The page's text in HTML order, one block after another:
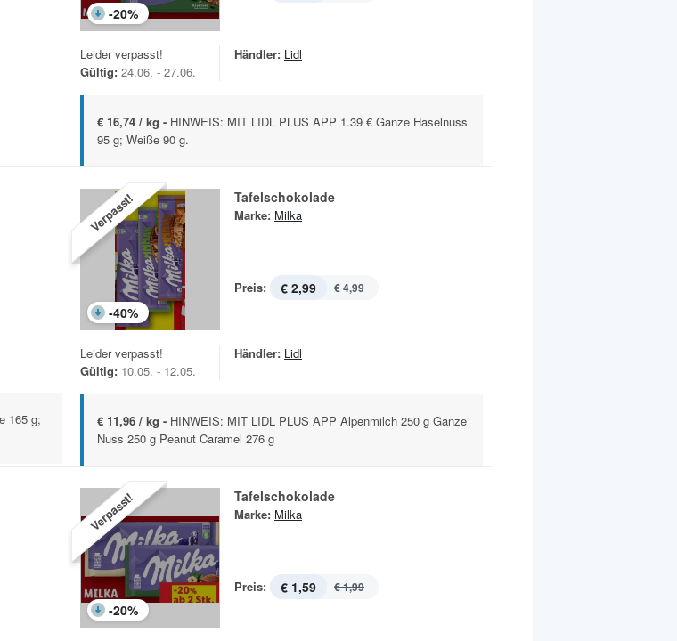
-20%
Leider verpasst!
Gültig: 24.06. - 27.06.
Händler: Lidl
€ 16,74 / kg - HINWEIS: MIT LIDL PLUS APP 1.39 € Ganze Haselnuss
95 g; Weiße 90 g.
165 g;
Verpasst!
-40%
Tafelschokolade
Marke: Milka
Preis: € 2,99 € 4,99
Leider verpasst!
Gültig: 10.05. - 12.05.
Händler: Lidl
€ 11,96 / kg - HINWEIS: MIT LIDL PLUS APP Alpenmilch 250 g Ganze
Nuss 250 g Peanut Caramel 276 g
Verpasst!
-20%
Tafelschokolade
Marke: Milka
Preis: € 1,59 € 1,99